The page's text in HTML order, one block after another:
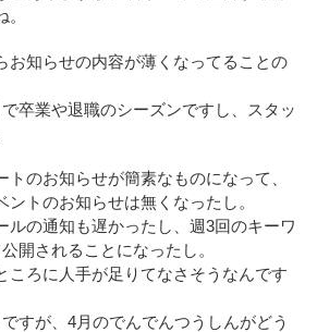
知らせの内容が薄くなってることの
卒業や退職のシーズンですし、スタッ
のお知らせが簡素なものになって、
トのお知らせは無くなったし。
の通知も遅かったし、週3回のキーワ
開されることになったし。
ろに人手が足りてなさそうなんです
すが、4月のでんでんつうしんがどう